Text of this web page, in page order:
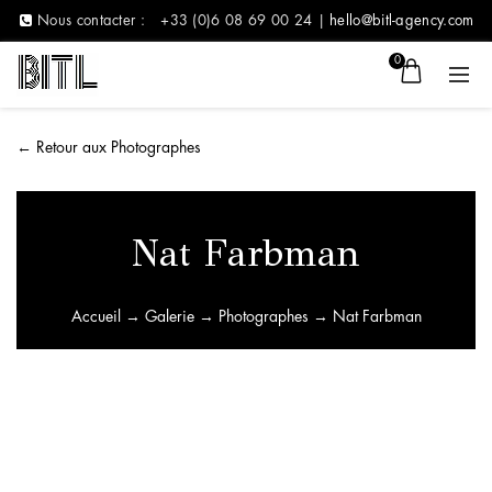
Nous contacter : +33 (0)6 08 69 00 24 | hello@bitl-agency.com
0
← Retour aux Photographes
Nat Farbman
Accueil → Galerie→ Photographes → Nat Farbman